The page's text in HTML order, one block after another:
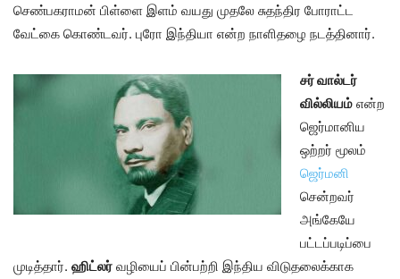
செண்பகராமன் பிள்ளை இளம் வயது முதலே சுதந்திர போராட்ட
வேட்கை கொண்டவர். புரோ இந்தியா என்ற நாளிதழை நடத்தினார்.
சர் வால்டர்
வில்லியம் என்ற
ஜெர்மானிய
ஒற்றர் மூலம்
ஜெர்மனி
சென்றவர்
அங்கேயே
பட்டப்படிப்பை
முடித்தார். ஹிட்லர் வழியைப் பின்பற்றி இந்திய விடுதலைக்காக